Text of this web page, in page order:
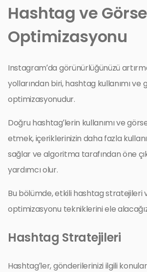
Hashtag ve
Optimizasyonu
Instagram’da görünürlüğünüzü
yollarından biri, hashtag kullanımı ve
optimizasyonudur.
Doğru hashtag’lerin kullanımı ve
etmek, içeriklerinizin daha fazla
sağlar ve algoritma tarafından öne
yardımcı olur.
Bu bölümde, etkili hashtag stratejileri
optimizasyonu tekniklerini ele
Hashtag Stratejileri
Hashtag’ler, gönderilerinizi ilgili